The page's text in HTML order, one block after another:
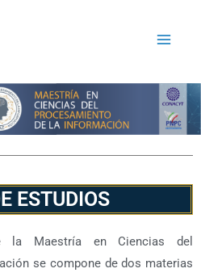
ESTUDIOS
Maestría en Ciencias del
se compone de dos materias